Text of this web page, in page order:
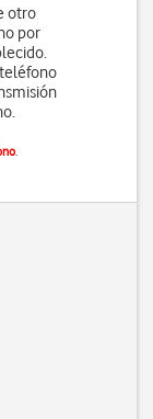
otro
por
.